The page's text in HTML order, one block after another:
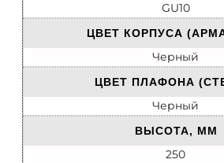
GU10
ЦВЕТ КОРПУСА
Черный
ЦВЕТ ПЛАФОНА
Черный
ВЫСОТА, ММ
250